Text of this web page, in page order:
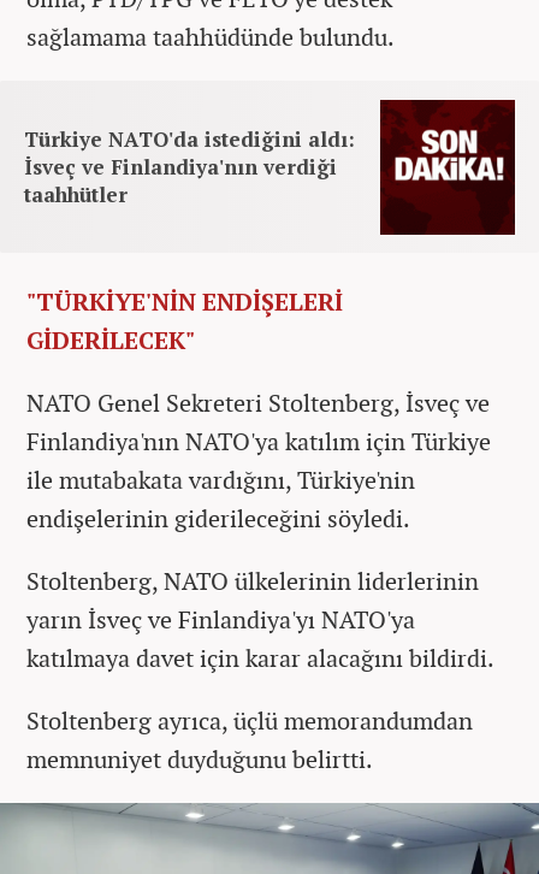
sağlamama taahhüdünde bulundu.
Türkiye NATO'da istediğini aldı:
İsveç ve Finlandiya'nın verdiği
taahhütler
"TÜRKİYE'NİN ENDİŞELERİ
GİDERİLECEK"
NATO Genel Sekreteri Stoltenberg, İsveç ve
Finlandiya'nın NATO'ya katılım için Türkiye
ile mutabakata vardığını, Türkiye'nin
endişelerinin giderileceğini söyledi.
Stoltenberg, NATO ülkelerinin liderlerinin
yarın İsveç ve Finlandiya'yı NATO'ya
katılmaya davet için karar alacağını bildirdi.
Stoltenberg ayrıca, üçlü memorandumdan
memnuniyet duyduğunu belirtti.